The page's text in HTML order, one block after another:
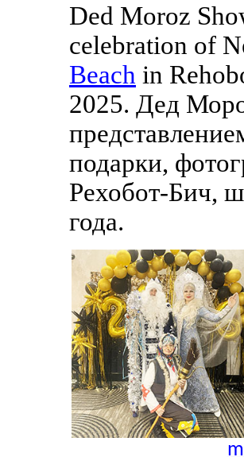
Ded Moroz
celebration of
Beach in
2025. Дед
подарки,
Рехобот-Бич,
года.